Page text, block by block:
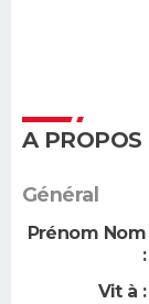
A PROPOS
Général
Prénom Nom
:
Vit à :